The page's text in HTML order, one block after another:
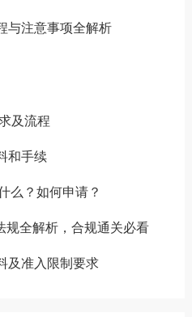
与注意事项全解析
及流程
和手续
么？如何申请？
规全解析，合规通关必看
及准入限制要求